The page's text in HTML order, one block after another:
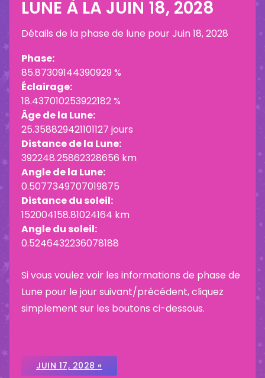
LUNE À LA JUIN 18, 2028
Détails de la phase de lune pourJuin 18, 2028
Phase:
85.87309144390929 %
Éclairage:
18.437010253922182 %
Âge de la Lune:
25.358829421101127 jours
Distance de la Lune:
392248.25862328656 km
Angle de la Lune:
0.5077349707019875
Distance du soleil:
152004158.81024164 km
Angle du soleil:
0.5246432236078188
Si vous voulez voir les informations de phase de
Lune pour le jour suivant/précédent, cliquez
simplement sur les boutons ci-dessous.
JUIN 17, 2028 «